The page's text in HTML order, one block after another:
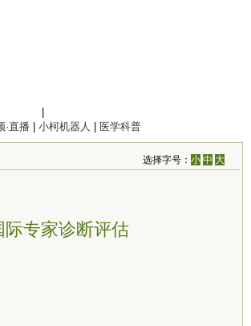
·直播 小柯机器人 医学科普
选择字号：小 中 大
专家诊断评估